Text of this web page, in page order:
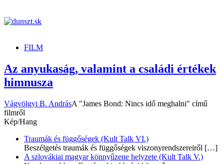
FILM
Az anyukaság, valamint a családi értékek
himnusza
Vágvölgyi B. AndrásA "James Bond: Nincs idő meghalni" című
filmről
Kép/Hang
Traumák és függőségek (Kult Talk VI.)
Beszélgetés traumák és függőségek viszonyrendszereiről […]
A szlovákiai magyar könnyűzene helyzete (Kult Talk V.)